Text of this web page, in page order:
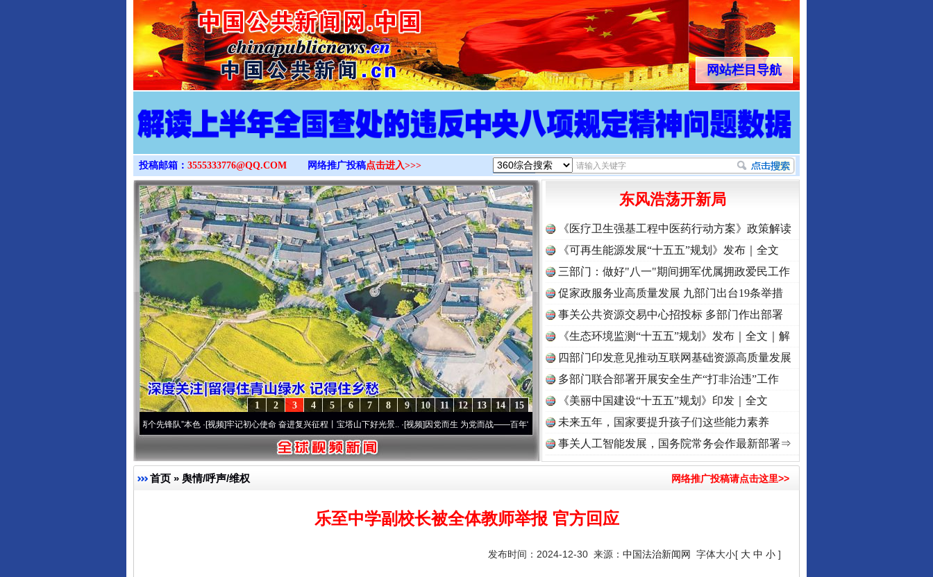
>
网站栏目导航
投稿邮箱： 3555333776@QQ.COM 网络推广投稿点击进入>>>
15
14
13
12
11
10
9
8
7
6
5
4
3
2
1
永葆“两个先锋队”本色·[视频]牢记初心使命 奋进复兴征程丨宝塔山下好光景..·[视频]因党而生 为党而战——百年“纪”事⑧加强纪律.. ·[视频]牢记初心使命 奋进复兴征程丨“转折之城”激荡..·[视频]牢记初心使命 奋进复兴征程丨红船起航处 潮
东风浩荡开新局
《医疗卫生强基工程中医药行动方案》政策解读
《可再生能源发展“十五五”规划》发布｜全文
三部门：做好"八一"期间拥军优属拥政爱民工作
促家政服务业高质量发展 九部门出台19条举措
事关公共资源交易中心招投标 多部门作出部署
《生态环境监测“十五五”规划》发布｜全文｜解
读
四部门印发意见推动互联网基础资源高质量发展
多部门联合部署开展安全生产“打非治违”工作
《美丽中国建设“十五五”规划》印发｜全文
未来五年，国家要提升孩子们这些能力素养
事关人工智能发展，国务院常务会作最新部署⇒
首页 » 舆情/呼声/维权 网络推广投稿请点击这里>>
乐至中学副校长被全体教师举报 官方回应
发布时间：2024-12-30 来源： 中国法治新闻网 字体大小[ 大 中 小 ]